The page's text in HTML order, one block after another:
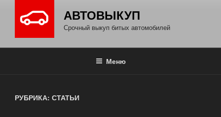
АВТОВЫКУП
Срочный выкуп битых автомобилей
Меню
РУБРИКА: СТАТЬИ